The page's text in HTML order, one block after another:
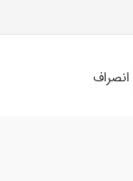
انصراف